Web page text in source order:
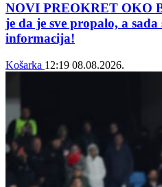
NOVI PREOKRET OKO
je da je sve propalo, a
informacija!
Košarka 12:19 08.08.2026.